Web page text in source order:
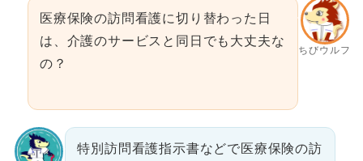
ちびウルフ
医療保険の訪問看護に切り替わった日
は、介護のサービスと同日でも大丈夫な
の？
特別訪問看護指示書などで医療保険の訪